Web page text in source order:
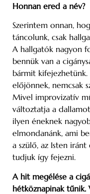
Honnan ered a név?
Szerintem onnan,
táncolunk, csak
A hallgatók nagyon
bennük van a
bármit
előjönnek, nemcsak
Mivel improvizatív
változtatja a
ilyen éneknek
elmondanánk, ami
a szülő, az Isten
tudjuk így fejezni.
A hit megélése a
hétköznapinak tűnik.